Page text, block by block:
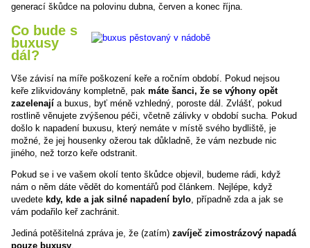
generací škůdce na polovinu dubna, červen a konec října.
Co bude s
buxusy
dál?
Vše závisí na míře poškození keře a ročním období. Pokud nejsou
keře zlikvidovány kompletně, pak máte šanci, že se výhony opět
zazelenají a buxus, byť méně vzhledný, poroste dál. Zvlášť, pokud
rostlině věnujete zvýšenou péči, včetně zálivky v období sucha. Pokud
došlo k napadení buxusu, který nemáte v místě svého bydliště, je
možné, že jej housenky ožerou tak důkladně, že vám nezbude nic
jiného, než torzo keře odstranit.
Pokud se i ve vašem okolí tento škůdce objevil, budeme rádi, když
nám o něm dáte vědět do komentářů pod článkem. Nejlépe, když
uvedete kdy, kde a jak silné napadení bylo, případně zda a jak se
vám podařilo keř zachránit.
Jediná potěšitelná zpráva je, že (zatím) zavíječ zimostrázový napadá
pouze buxusy.